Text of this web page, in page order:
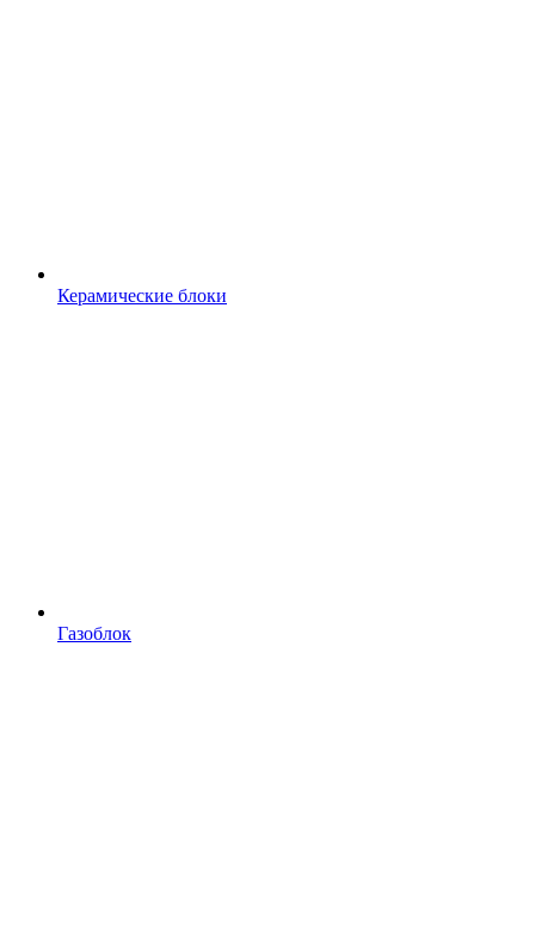
Керамические блоки
Газоблок